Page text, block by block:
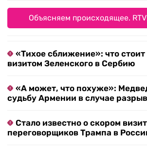
Объясняем происходящее.
«Тихое сближение»: что
визитом Зеленского в Сербию
«А может, что похуже»:
судьбу Армении в случае
Стало известно о скором
переговорщиков Трампа в